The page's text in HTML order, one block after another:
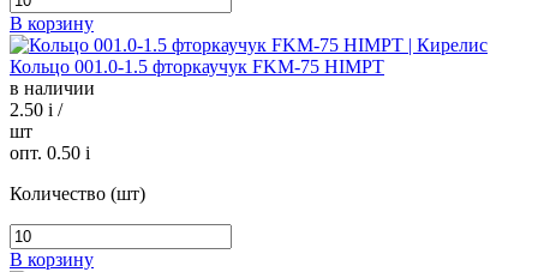
В корзину
Кольцо 001.0-1.5 фторкаучук FKM-75 HIMPT
в наличии
2.50 i /
шт
опт. 0.50 i
Количество (шт)
В корзину